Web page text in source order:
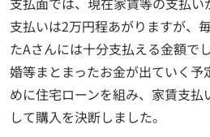
支払いは2万円程あがりますが、
たAさんには十分支払える金額で
婚等まとまったお金が出ていく
めに住宅ローンを組み、家賃支払
して購入を決断しました。